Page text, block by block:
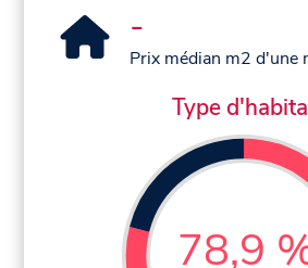
-
Prix médian m2 d'une
Type
78,9